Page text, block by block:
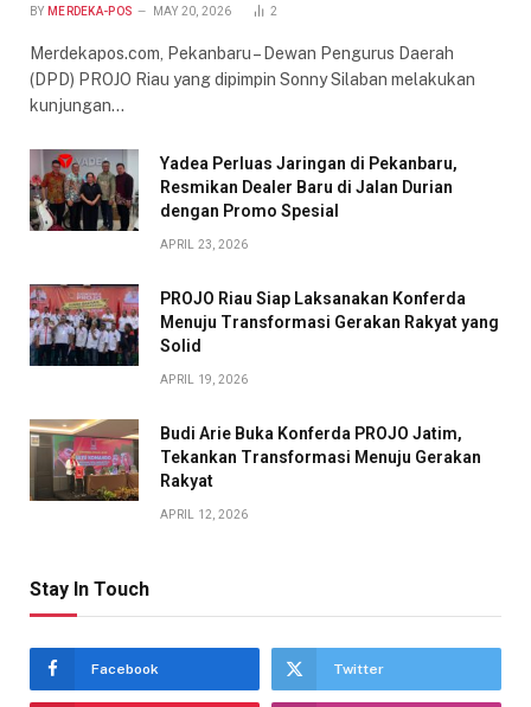
BY MERDEKA-POS MAY 20, 2026 2
Merdekapos.com, Pekanbaru – Dewan Pengurus Daerah
(DPD) PROJO Riau yang dipimpin Sonny Silaban melakukan
kunjungan…
Yadea Perluas Jaringan di Pekanbaru,
Resmikan Dealer Baru di Jalan Durian
dengan Promo Spesial
APRIL 23, 2026
PROJO Riau Siap Laksanakan Konferda
Menuju Transformasi Gerakan Rakyat yang
Solid
APRIL 19, 2026
Budi Arie Buka Konferda PROJO Jatim,
Tekankan Transformasi Menuju Gerakan
Rakyat
APRIL 12, 2026
Stay In Touch
Facebook Twitter